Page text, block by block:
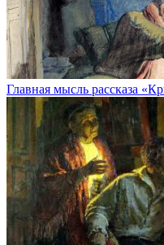
Главная мысль рассказа